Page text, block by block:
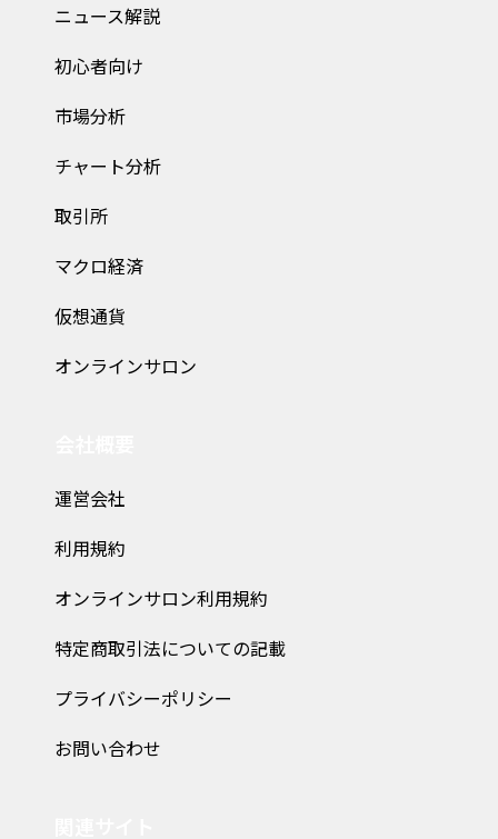
ニュース解説
初心者向け
市場分析
チャート分析
取引所
マクロ経済
仮想通貨
オンラインサロン
運営会社
利用規約
オンラインサロン利用規約
特定商取引法についての記載
プライバシーポリシー
お問い合わせ